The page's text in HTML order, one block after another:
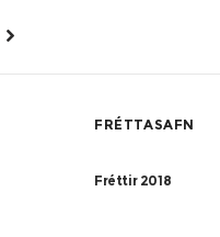
FRÉTTASAFN
Fréttir 2018